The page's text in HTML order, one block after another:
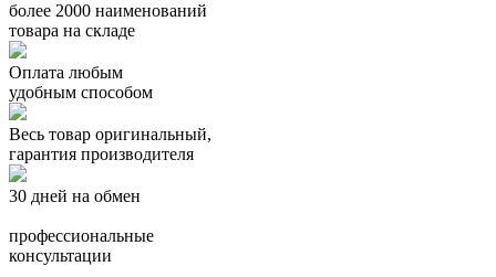
более 2000 наименований
товара на складе
Оплата любым
удобным способом
Весь товар оригинальный,
гарантия производителя
30 дней на обмен
профессиональные
консультации